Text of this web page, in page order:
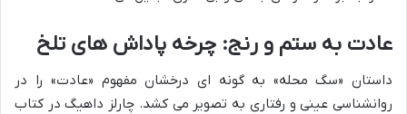
عادت به ستم و رنج: چرخه پاداش های تلخ
داستان «سگ محله» به گونه ای درخشان مفهوم «عادت» را در
روانشناسی عینی و رفتاری به تصویر می کشد. چارلز داهیگ در کتاب